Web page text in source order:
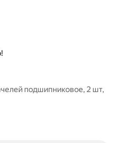
подшипниковое, 2 шт,